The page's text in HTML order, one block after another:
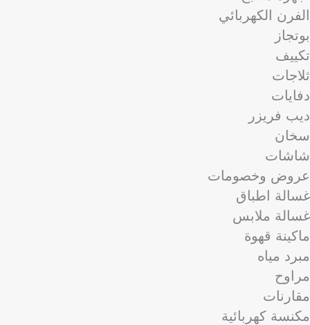
الفرن الكهربائي
بوتجاز
تكييف
ثلاجات
دفايات
ديب فريزر
سخان
شاشات
عروض وخصومات
غسالة اطباق
غسالة ملابس
ماكينة قهوة
مبرد مياه
مراوح
مقارنات
مكنسة كهربائية